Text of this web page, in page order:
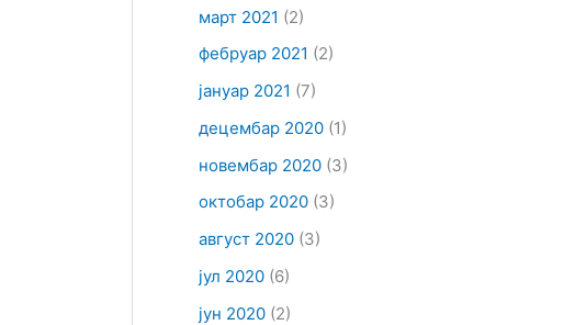
март 2021 (2)
фебруар 2021 (2)
јануар 2021 (7)
децембар 2020(1)
новембар 2020(3)
октобар 2020(3)
август 2020(3)
јул 2020(6)
јун 2020(2)